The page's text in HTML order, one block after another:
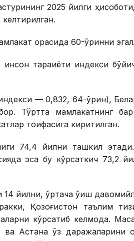
2025 йилги
орасида 60-ўринни
тараққиёти индекси
— 0,832, 64-ўрин),
Тўртта мамлакатнинг
тоифасига киритилган.
74,4 йилни ташкил
эса бу кўрсаткич 73,2
йилни, ўртача ўқиш
Қозоғистон таълим
кўрсатиб келмоқда.
ва Астана ўз даражаларини